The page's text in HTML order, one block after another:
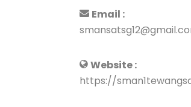
Email :
Website :
https://